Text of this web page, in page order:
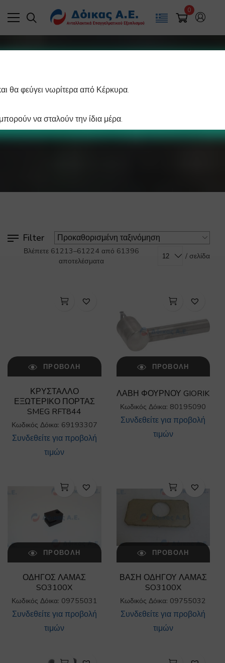
0
Προϊόντα
Filter
Βλέπετε 61213–61224 από 61396
αποτελέσματα
/ σελίδα
ΠΡΟΒΟΛΉ
ΚΡΥΣΤΑΛΛΟ
ΕΞΩΤΕΡΙΚΟ ΠΟΡΤΑΣ
SMEG RFT844
Κωδικός Δόικα: 69193307
Συνδεθείτε για προβολή
τιμών
ΠΡΟΒΟΛΉ
ΛΑΒΗ ΦΟΥΡΝΟΥ GIORIK
Κωδικός Δόικα: 80195090
Συνδεθείτε για προβολή
τιμών
ΠΡΟΒΟΛΉ
ΟΔΗΓΟΣ ΛΑΜΑΣ
SO3100X
Κωδικός Δόικα: 09755031
Συνδεθείτε για προβολή
τιμών
ΠΡΟΒΟΛΉ
ΒΑΣΗ ΟΔΗΓΟΥ ΛΑΜΑΣ
SO3100X
Κωδικός Δόικα: 09755032
Συνδεθείτε για προβολή
τιμών
θα φεύγει νωρίτερα από Κέρκυρα.
να σταλούν την ίδια μέρα.